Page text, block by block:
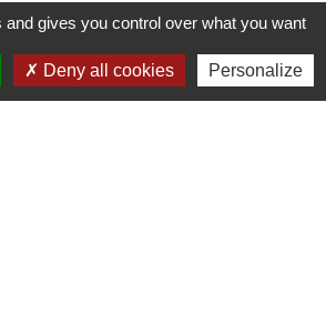
gives you control over what you want
Deny all cookies Personalize